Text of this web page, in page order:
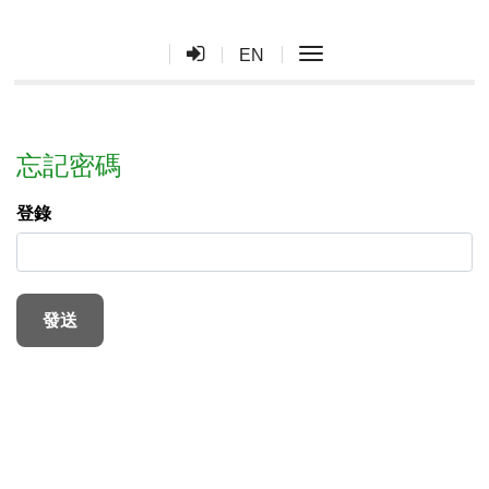
EN toggle navigation
忘記密碼
登錄
發送